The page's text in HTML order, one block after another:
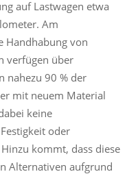
auf Lastwagen etwa
Am
Handhabung von
verfügen über
nahezu 90 % der
mit neuem Material
keine
oder
kommt, dass diese
Alternativen aufgrund